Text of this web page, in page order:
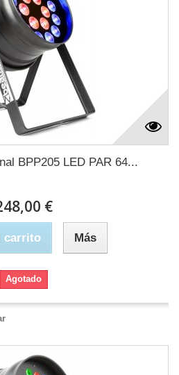
BPP205 LED PAR 64...
€
carrito Más
Agotado